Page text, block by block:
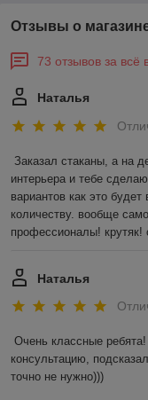
Отзывы о
73 отзывов за всё
Наталья
Заказал стаканы, а на
интерьера и тебе
вариантов как это
количеству. вообще
профессионалы! крутяк!
Наталья
Очень классные
консультацию,
точно не нужно)))